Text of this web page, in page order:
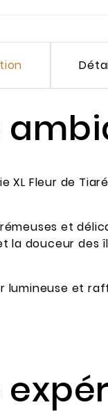
XL Fleur de
et
la douceur des
lumineuse et